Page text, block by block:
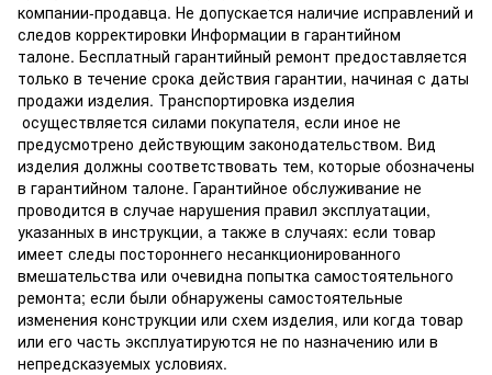
компании-продавца. Не допускается наличие исправлений и
следов корректировки Информации в гарантийном
талоне. Бесплатный гарантийный ремонт предоставляется
только в течение срока действия гарантии, начиная с даты
продажи изделия. Транспортировка изделия
осуществляется силами покупателя, если иное не
предусмотрено действующим законодательством. Вид
изделия должны соответствовать тем, которые обозначены
в гарантийном талоне. Гарантийное обслуживание не
проводится в случае нарушения правил эксплуатации,
указанных в инструкции, а также в случаях: если товар
имеет следы постороннего несанкционированного
вмешательства или очевидна попытка самостоятельного
ремонта; если были обнаружены самостоятельные
изменения конструкции или схем изделия, или когда товар
или его часть эксплуатируются не по назначению или в
непредсказуемых условиях.